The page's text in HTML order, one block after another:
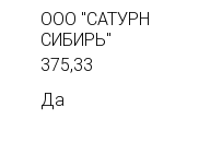
ООО "САТУРН
СИБИРЬ"
375,33
Да